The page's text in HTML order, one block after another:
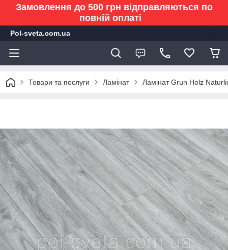
Замовлення до 500 грн відправляються по
повній оплаті
Pol-sveta.com.ua
Товари та послуги Ламінат Ламінат Grun Holz